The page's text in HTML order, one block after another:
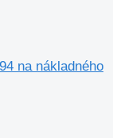
na nákladného